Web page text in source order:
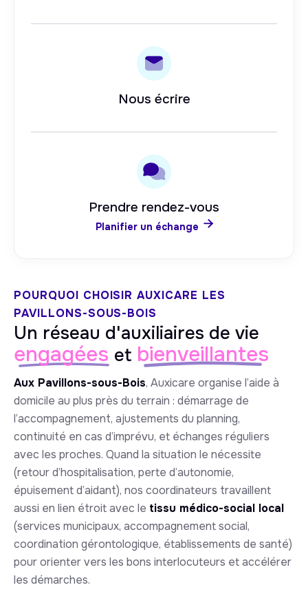
Nous écrire
Prendre rendez-vous
Planifier un échange 
POURQUOI CHOISIR AUXICARE LES
PAVILLONS-SOUS-BOIS
Un réseau d'auxiliaires de vie
engagées et bienveillantes
Aux Pavillons-sous-Bois, Auxicare organise l’aide à
domicile au plus près du terrain : démarrage de
l’accompagnement, ajustements du planning,
continuité en cas d’imprévu, et échanges réguliers
avec les proches. Quand la situation le nécessite
(retour d’hospitalisation, perte d’autonomie,
épuisement d’aidant), nos coordinateurs travaillent
aussi en lien étroit avec le tissu médico-social local
(services municipaux, accompagnement social,
coordination gérontologique, établissements de santé)
pour orienter vers les bons interlocuteurs et accélérer
les démarches.